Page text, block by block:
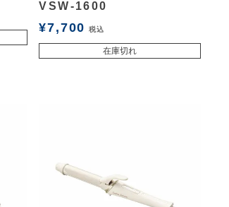
VSW-1600
¥7,700 税込
在庫切れ